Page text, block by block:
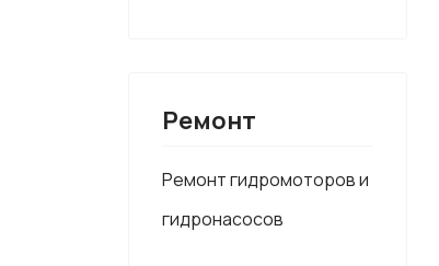
Ремонт
Ремонт гидромоторов и
гидронасосов